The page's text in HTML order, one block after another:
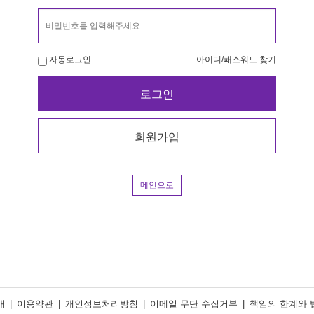
2 우동
자동로그인 아이디/패스워드 찾기
로그인
회원가입
메인으로
이용약관| 개인정보처리방침 이메일 무단 수집거부 책임의 한계와